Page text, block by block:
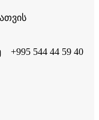
+995 544 44 59 40